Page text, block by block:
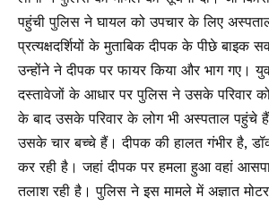
पहुंची पुलिस ने घायल को उपचार के लिए
प्रत्यक्षदर्शियों के मुताबिक दीपक के पीछे बाइक
उन्होंने ने दीपक पर फायर किया और भाग गए।
दस्तावेजों के आधार पर पुलिस ने उसके परिवार
के बाद उसके परिवार के लोग भी अस्पताल पहुंचे
उसके चार बच्चे हैं। दीपक की हालत गंभीर है,
कर रही है। जहां दीपक पर हमला हुआ वहां
तलाश रही है। पुलिस ने इस मामले में अज्ञात